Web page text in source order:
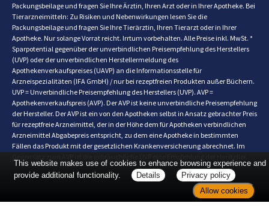
Packungsbeilage und fragen Sie Ihre Ärztin, Ihren Arzt oder in Ihrer Apotheke. Bei
Tierarzneimitteln: Zu Risiken und Nebenwirkungen lesen Sie die
Packungsbeilage und fragen Sie Ihre Tierärztin, Ihren Tierarzt oder in Ihrer
Apotheke. Nur solange Vorrat reicht. Irrtum vorbehalten. Alle Preise inkl. MwSt. *
Sparpotential gegenüber der unverbindlichen Preisempfehlung des Herstellers
(UVP) oder der unverbindlichen Herstellermeldung des
Apothekenverkaufspreises (UAVP) an die Informationsstelle für
Arzneispezialitäten (IFA GmbH) / nur bei rezeptfreien Produkten außer Büchern.
UVP = Unverbindliche Preisempfehlung des Herstellers (UVP). AVP =
Apothekenverkaufspreis (AVP). Der AVP ist keine unverbindliche Preisempfehlung
der Hersteller. Der AVP ist ein von den Apotheken selbst in Ansatz gebrachter Preis
für rezeptfreie Arzneimittel, der in der Höhe dem für Apotheken verbindlichen
Arzneimittel Abgabepreis entspricht, zu dem eine Apotheke in bestimmten
Fällen das Produkt mit der gesetzlichen Krankenversicherung abrechnet. Im
This website makes use of cookies to enhance browsing experience and
provide additional functionality.
Details
Privacy policy
Allow cookies